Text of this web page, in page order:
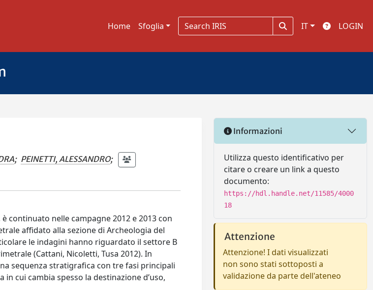
Home Sfoglia IT LOGIN
; PEINETTI, ALESSANDRO;
continuato nelle campagne 2012 e 2013 con
affidato alla sezione di Archeologia del
le indagini hanno riguardato il settore B
(Cattani, Nicoletti, Tusa 2012). In
sequenza stratigrafica con tre fasi principali
cui cambia spesso la destinazione d’uso,
Informazioni
Utilizza questo identificativo per
citare o creare un link a questo
documento:
https://hdl.handle.net/11585/4000
18
Attenzione
Attenzione! I dati visualizzati
non sono stati sottoposti a
validazione da parte dell'ateneo